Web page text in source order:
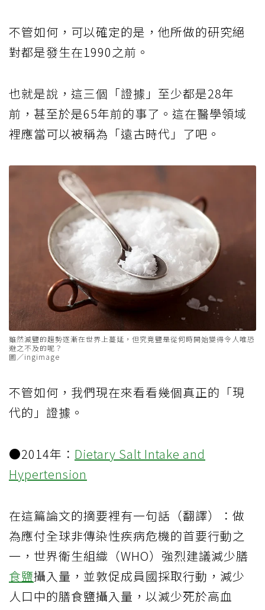
不管如何，可以確定的是，他所做的研究絕
對都是發生在1990之前。
也就是說，這三個「證據」至少都是28年
前，甚至於是65年前的事了。這在醫學領域
裡應當可以被稱為「遠古時代」了吧。
雖然減鹽的趨勢逐漸在世界上蔓延，但究竟鹽是從何時開始變得令人唯恐
避之不及的呢？
圖／ingimage
不管如何，我們現在來看看幾個真正的「現
代的」證據。
●2014年： Dietary Salt Intake and
Hypertension
在這篇論文的摘要裡有一句話（翻譯）：做
為應付全球非傳染性疾病危機的首要行動之
一，世界衛生組織（WHO）強烈建議減少膳
食鹽攝入量，並敦促成員國採取行動，減少
人口中的膳食鹽攝入量，以減少死於高血